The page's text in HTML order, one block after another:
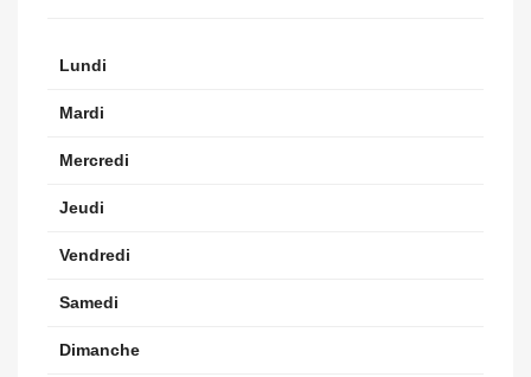
Lundi
Mardi
Mercredi
Jeudi
Vendredi
Samedi
Dimanche